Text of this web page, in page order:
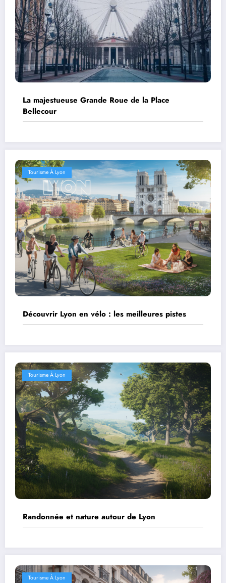
La majestueuse Grande Roue de la Place
Bellecour
Tourisme À Lyon
Découvrir Lyon en vélo : les meilleures pistes
Tourisme À Lyon
Randonnée et nature autour de Lyon
Tourisme À Lyon